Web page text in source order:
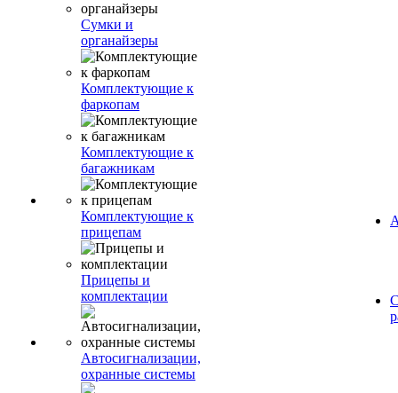
Сумки и
органайзеры
Комплектующие к
фаркопам
Комплектующие к
багажникам
Комплектующие к
прицепам
Прицепы и
комплектации
Автосигнализации,
охранные системы